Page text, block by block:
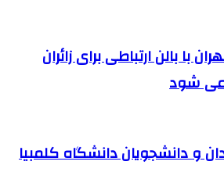
با بالن ارتباطی برای زائران
می شود
و دانشجویان دانشگاه کلمبیا